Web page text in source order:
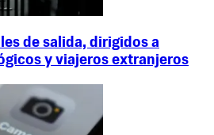
de salida, dirigidos a
y viajeros extranjeros